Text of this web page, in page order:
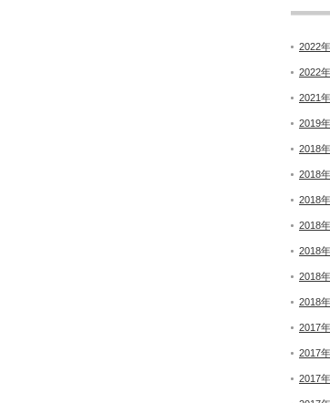
2022
2022
2021
2019
2018
2018
2018
2018
2018
2018
2018
2017
2017
2017